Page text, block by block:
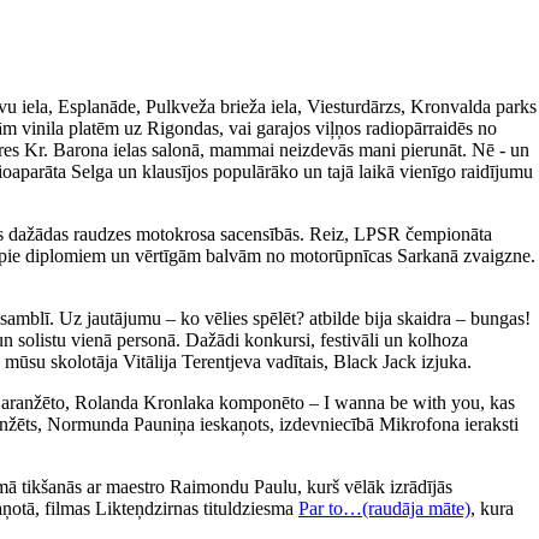
iela, Esplanāde, Pulkveža brieža iela, Viesturdārzs, Kronvalda parks
vinila platēm uz Rigondas, vai garajos viļņos radiopārraidēs no
Kr. Barona ielas salonā, mammai neizdevās mani pierunāt. Nē - un
Selga un klausījos populārāko un tajā laikā vienīgo raidījumu
raudzes motokrosa sacensībās. Reiz, LPSR čempionāta
diplomiem un vērtīgām balvām no motorūpnīcas Sarkanā zvaigzne.
Uz jautājumu – ko vēlies spēlēt? atbilde bija skaidra – bungas!
solistu vienā personā. Dažādi konkursi, festivāli un kolhoza
skolotāja Vitālija Terentjeva vadītais, Black Jack izjuka.
Rolanda Kronlaka komponēto – I wanna be with you, kas
Normunda Pauniņa ieskaņots, izdevniecībā Mikrofona ieraksti
tikšanās ar maestro Raimondu Paulu, kurš vēlāk izrādījās
filmas Likteņdzirnas tituldziesma Par to…(raudāja māte), kura